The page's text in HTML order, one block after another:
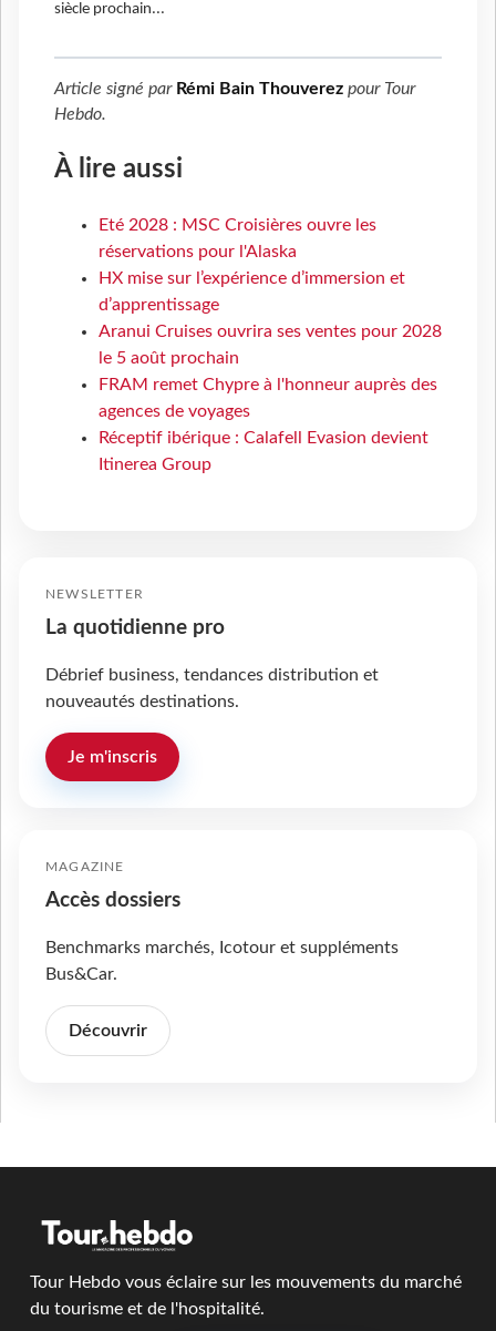
siècle prochain...
Article signé par Rémi Bain Thouverez pour Tour
Hebdo.
À lire aussi
Eté 2028 : MSC Croisières ouvre les
réservations pour l'Alaska
HX mise sur l’expérience d’immersion et
d’apprentissage
Aranui Cruises ouvrira ses ventes pour 2028
le 5 août prochain
FRAM remet Chypre à l'honneur auprès des
agences de voyages
Réceptif ibérique : Calafell Evasion devient
Itinerea Group
NEWSLETTER
La quotidienne pro
Débrief business, tendances distribution et
nouveautés destinations.
Je m'inscris
MAGAZINE
Accès dossiers
Benchmarks marchés, Icotour et suppléments
Bus&Car.
Découvrir
Tour Hebdo vous éclaire sur les mouvements du marché
du tourisme et de l'hospitalité.